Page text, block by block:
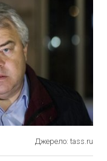
Джерело: tass.ru